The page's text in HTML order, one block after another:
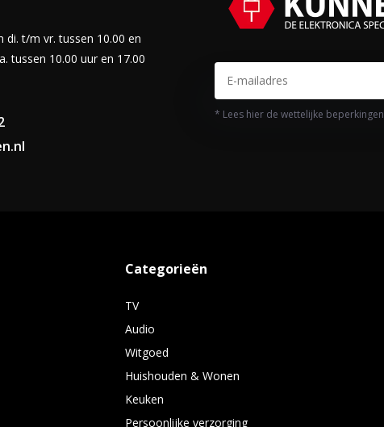
di. t/m vr. tussen 10.00 en
tussen 10.00 uur en 17.00
* Lees hier de wettelijke beperkingen
Categorieën
TV
Audio
Witgoed
Huishouden & Wonen
Keuken
Persoonlijke verzorging